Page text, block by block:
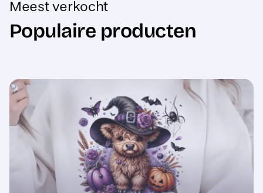
Sale
Populaire producten